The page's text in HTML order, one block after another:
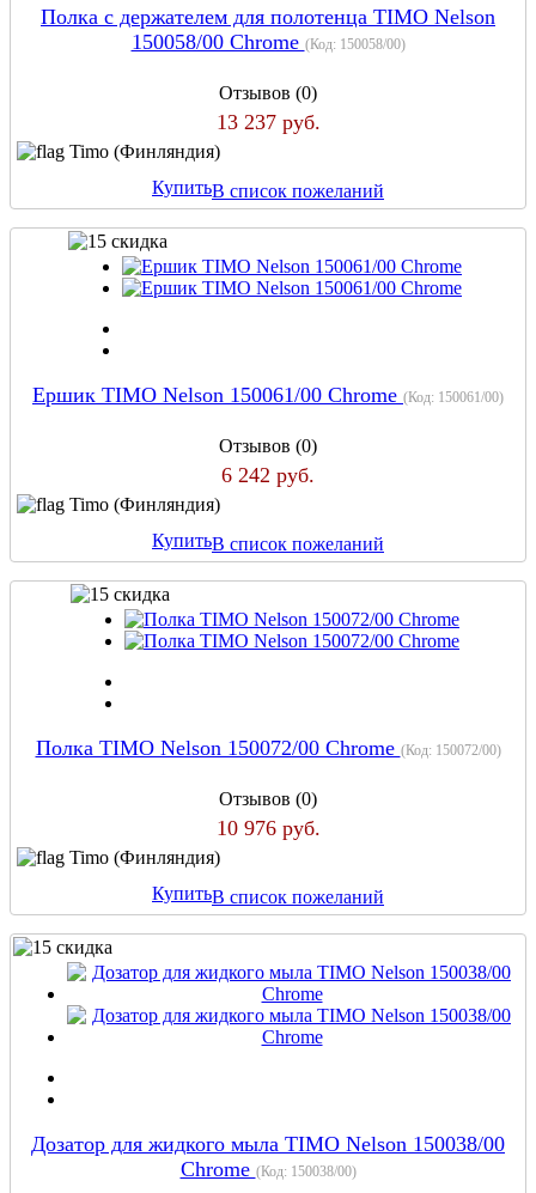
Полка с держателем для полотенца TIMO Nelson
150058/00 Chrome (Код: 150058/00)
Отзывов (0)
13 237 руб.
Timo (Финляндия)
КупитьВ список пожеланий
Ершик TIMO Nelson 150061/00 Chrome (Код: 150061/00)
Отзывов (0)
6 242 руб.
Timo (Финляндия)
КупитьВ список пожеланий
Полка TIMO Nelson 150072/00 Chrome (Код: 150072/00)
Отзывов (0)
10 976 руб.
Timo (Финляндия)
КупитьВ список пожеланий
Дозатор для жидкого мыла TIMO Nelson 150038/00
Chrome (Код: 150038/00)